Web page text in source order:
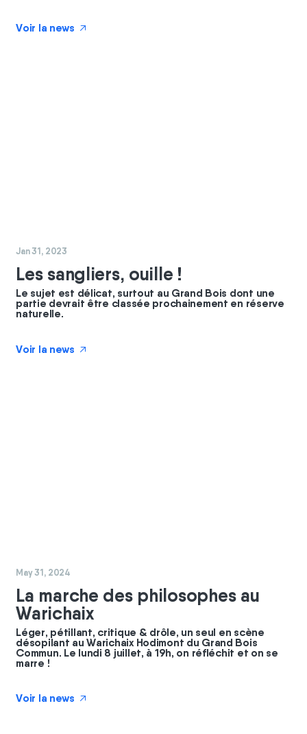
Voir la news ↗
#nature
Jan 31, 2023
Les sangliers, ouille !
Le sujet est délicat, surtout au Grand Bois dont une
partie devrait être classée prochainement en réserve
naturelle.
Voir la news ↗
#GBC
May 31, 2024
La marche des philosophes au
Warichaix
Léger, pétillant, critique & drôle, un seul en scène
désopilant au Warichaix Hodimont du Grand Bois
Commun. Le lundi 8 juillet, à 19h, on réfléchit et on se
marre !
Voir la news ↗